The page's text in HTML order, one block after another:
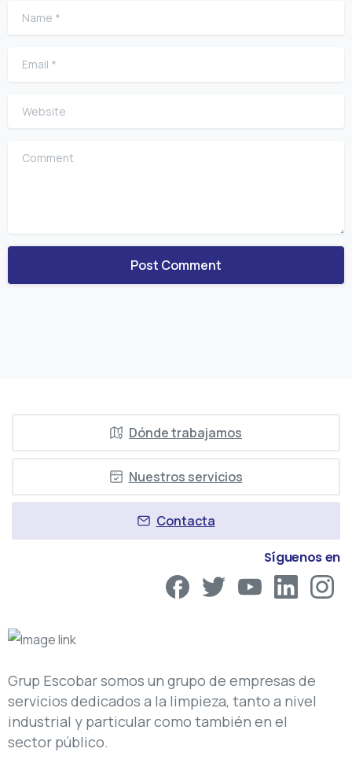
Name
Email
Website
Comment
Dónde trabajamos
Nuestros servicios
Contacta
Síguenos en
Grup Escobar somos un grupo de empresas de
servicios dedicados a la limpieza, tanto a nivel
industrial y particular como también en el
sector público.